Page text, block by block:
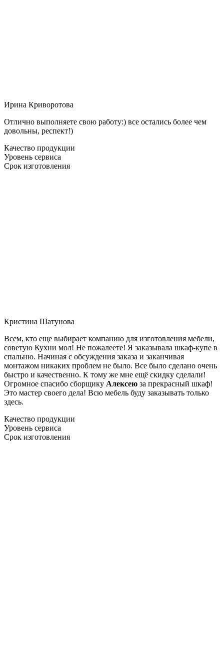
Ирина Криворотова
Отлично выполняете свою работу:) все остались более чем
довольны, респект!)
Качество продукции
Уровень сервиса
Срок изготовления
Кристина Шатунова
Всем, кто еще выбирает компанию для изготовления мебели,
советую Кухни мол! Не пожалеете! Я заказывала шкаф-купе в
спальню. Начиная с обсуждения заказа и заканчивая
монтажом никаких проблем не было. Все было сделано очень
быстро и качественно. К тому же мне ещё скидку сделали!
Огромное спасибо сборщику Алексею за прекрасный шкаф!
Это мастер своего дела! Всю мебель буду заказывать только
здесь.
Качество продукции
Уровень сервиса
Срок изготовления